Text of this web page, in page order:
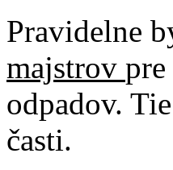
Pravidelne
majstrov
odpadov.
časti.